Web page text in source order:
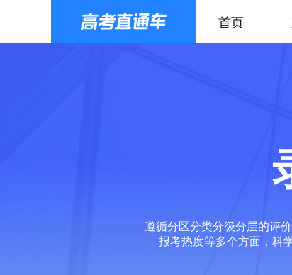
首页
遵循分区分类分级分层的评
报考热度等多个方面，科